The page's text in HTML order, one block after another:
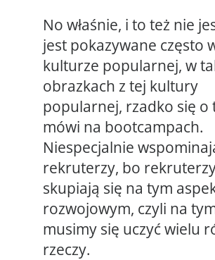
No właśnie, i to też nie
jest pokazywane często
kulturze popularnej, w
obrazkach z tej kultury
popularnej, rzadko się o
mówi na bootcampach.
Niespecjalnie
rekruterzy, bo
skupiają się na tym
rozwojowym, czyli na
musimy się uczyć wielu
rzeczy.